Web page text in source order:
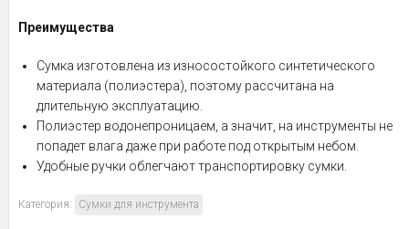
Преимущества
Сумка изготовлена из износостойкого синтетического
материала (полиэстера), поэтому рассчитана на
длительную эксплуатацию.
Полиэстер водонепроницаем, а значит, на инструменты не
попадет влага даже при работе под открытым небом.
Удобные ручки облегчают транспортировку сумки.
Категория: Сумки для инструмента